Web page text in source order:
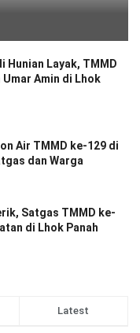
Hunian Layak, TMMD
Umar Amin di Lhok
Air TMMD ke-129 di
dan Warga
Satgas TMMD ke-
di Lhok Panah
Latest